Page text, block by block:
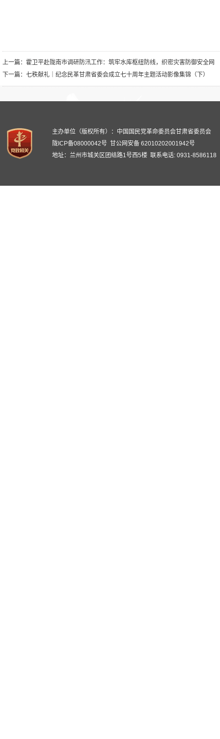
上一篇： 霍卫平赴陇南市调研防汛工作：筑牢水库枢纽防线，织密灾害防御安全网
下一篇： 七秩献礼｜纪念民革甘肃省委会成立七十周年主题活动影像集锦（下）
主办单位（版权所有）：中国国民党革命委员会甘肃省委员会
陇ICP备08000042号 甘公网安备 62010202001942号
地址：兰州市城关区团结路1号西5楼 联系电话: 0931-8586118